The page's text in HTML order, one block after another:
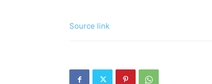
Source link